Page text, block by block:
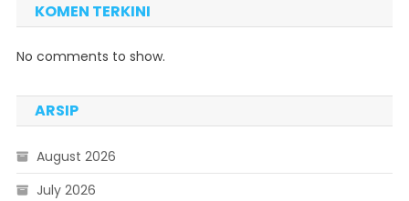
KOMEN TERKINI
No comments to show.
ARSIP
August 2026
July 2026